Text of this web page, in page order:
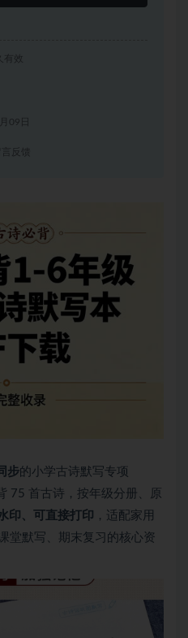
有效
09日
反馈
步的小学古诗默写专项
75 首古诗，按年级分册、原
印、可直接打印
，适配家用
堂默写、期末复习的核心资